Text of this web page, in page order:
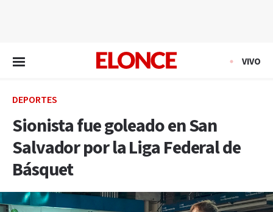
VIVO
DEPORTES
Sionista fue goleado en San
Salvador por la Liga Federal de
Básquet